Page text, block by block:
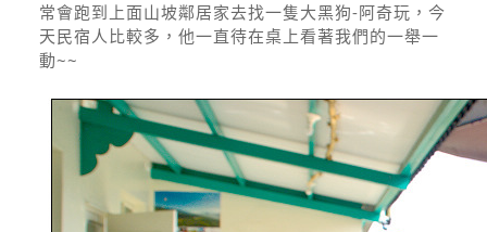
常會跑到上面山坡鄰居家去找一隻大黑狗-阿奇玩，今
天民宿人比較多，他一直待在桌上看著我們的一舉一
動~~